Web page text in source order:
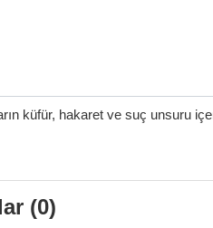
küfür, hakaret ve suç unsuru
(0)